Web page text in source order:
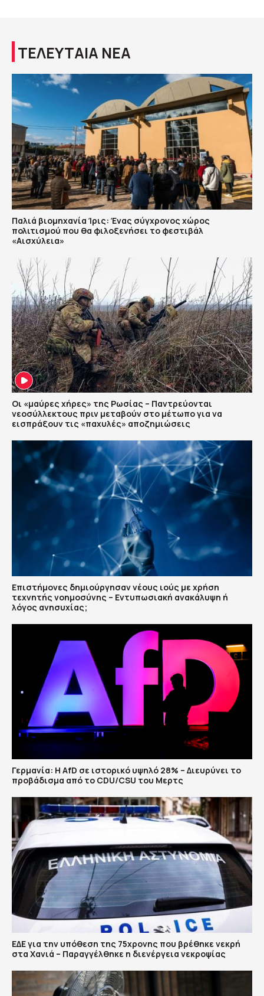
ΤΕΛΕΥΤΑΙΑ ΝΕΑ
Παλιά βιομηχανία Ίρις: Ένας σύγχρονος χώρος
πολιτισμού που θα φιλοξενήσει το φεστιβάλ
«Αισχύλεια»
Οι «μαύρες χήρες» της Ρωσίας – Παντρεύονται
νεοσύλλεκτους πριν μεταβούν στο μέτωπο για να
εισπράξουν τις «παχυλές» αποζημιώσεις
Επιστήμονες δημιούργησαν νέους ιούς με χρήση
τεχνητής νοημοσύνης – Εντυπωσιακή ανακάλυψη ή
λόγος ανησυχίας;
Γερμανία: Η AfD σε ιστορικό υψηλό 28% – Διευρύνει το
προβάδισμα από το CDU/CSU του Μερτς
ΕΔΕ για την υπόθεση της 75χρονης που βρέθηκε νεκρή
στα Χανιά – Παραγγέλθηκε η διενέργεια νεκροψίας